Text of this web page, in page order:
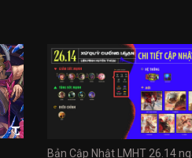
Bản Cập Nhật LMHT 26.14